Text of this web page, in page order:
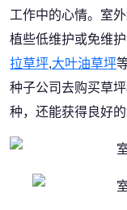
工作中的心情。室
植些低维护或免维
拉草坪,大叶油草坪
种子公司去购买草
种，还能获得良好的